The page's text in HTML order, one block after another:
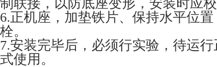
制联接，以防底座变形，安装时应校
6.正机座，加垫铁片、保持水平位
栓。
7.安装完毕后，必须行实验，待运
式使用。